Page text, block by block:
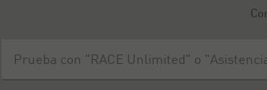
en Castilla y León